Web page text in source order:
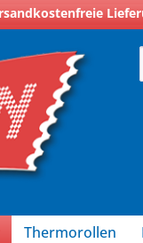
Thermorollen